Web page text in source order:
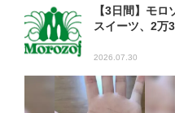
【3日間】モ
スイーツ、2万
2026.07.30